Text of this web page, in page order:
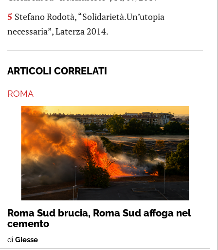
5 Stefano Rodotà, “Solidarietà.Un’utopia
necessaria”, Laterza 2014.
ARTICOLI CORRELATI
ROMA
Roma Sud brucia, Roma Sud affoga nel
cemento
di Giesse